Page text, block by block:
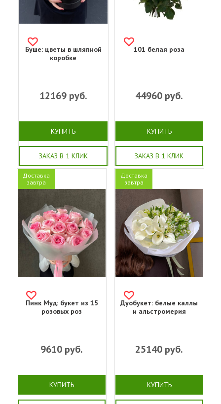
Буше: цветы в шляпной
коробке
12169руб.
КУПИТЬ
ЗАКАЗ В 1 КЛИК
101 белая роза
44960 руб.
КУПИТЬ
ЗАКАЗ В 1 КЛИК
Доставка
завтра
Пинк Муд: букет из 15
розовых роз
9610 руб.
КУПИТЬ
Доставка
завтра
Дуобукет: белые каллы
и альстромерия
25140 руб.
КУПИТЬ